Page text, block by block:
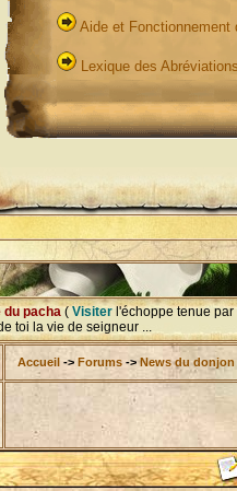
Aide et Fonctionnement
Lexique des
du pacha ( Visiter l'échoppe tenue par
toi la vie de seigneur ...
Accueil -> Forums ->News du donjon